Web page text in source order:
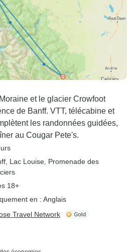
et le glacier Crowfoot
de Banff. VTT, télécabine et
les randonnées guidées,
au Cougar Pete's.
, Lac Louise , Promenade des
18+
en : Anglais
Travel Network